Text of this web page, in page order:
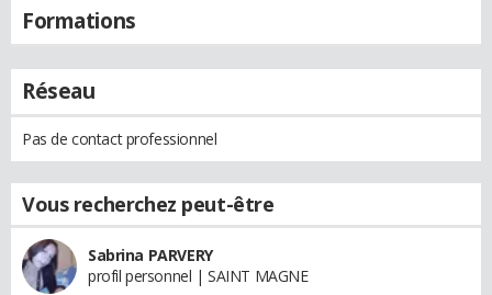
Formations
Réseau
Pas de contact professionnel
Vous recherchez peut-être
Sabrina PARVERY
profil personnel | SAINT MAGNE